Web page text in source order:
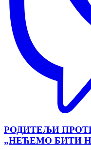
РОДИТЕЉИ
„НЕЋЕМО БИТИ